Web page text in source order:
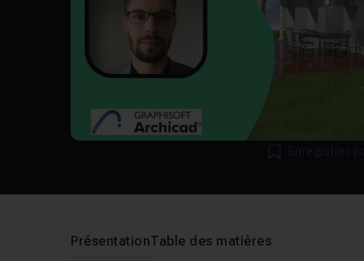
Enregistrer
PrésentationTable des matières